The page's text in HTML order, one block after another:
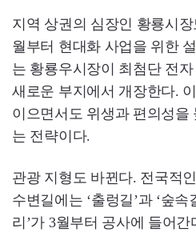
지역 상권의 심장인 황룡시
월부터 현대화 사업을 위한
는 황룡우시장이 최첨단 전
새로운 부지에서 개장한다.
이으면서도 위생과 편의성을
는 전략이다.
관광 지형도 바뀐다. 전국적
수변길에는 ‘출렁길’과 ‘숲속
리’가 3월부터 공사에 들어